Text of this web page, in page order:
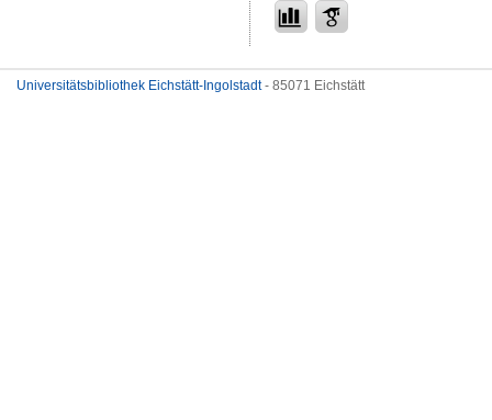
Universitätsbibliothek Eichstätt-Ingolstadt- 85071 Eichstätt